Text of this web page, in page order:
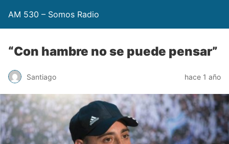
AM 530 – Somos Radio
“Con hambre no se puede pensar”
Santiago hace 1 año